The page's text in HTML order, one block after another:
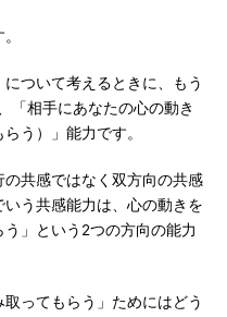
ついて考えるときに、もう
「相手にあなたの心の動き
う）」能力です。
共感ではなく双方向の共感
う共感能力は、心の動きを
う」という2つの方向の能力
ってもらう」ためにはどう